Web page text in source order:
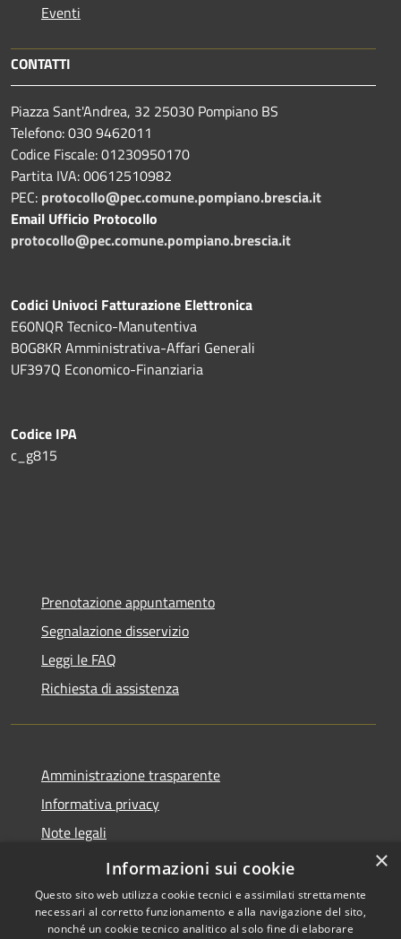
Eventi
CONTATTI
Piazza Sant'Andrea, 32 25030 Pompiano BS
Telefono: 030 9462011
Codice Fiscale: 01230950170
Partita IVA: 00612510982
PEC: protocollo@pec.comune.pompiano.brescia.it
Email Ufficio Protocollo
protocollo@pec.comune.pompiano.brescia.it
Codici Univoci Fatturazione Elettronica
E60NQR Tecnico-Manutentiva
B0G8KR Amministrativa-Affari Generali
UF397Q Economico-Finanziaria
Codice IPA
c_g815
Prenotazione appuntamento
Segnalazione disservizio
Leggi le FAQ
Richiesta di assistenza
Amministrazione trasparente
Informativa privacy
Note legali
Dichiarazione di accessibilità
×
Informazioni sui cookie
Questo sito web utilizza cookie tecnici e assimilati strettamente
necessari al corretto funzionamento e alla navigazione del sito,
nonché un cookie tecnico analitico al solo fine di elaborare